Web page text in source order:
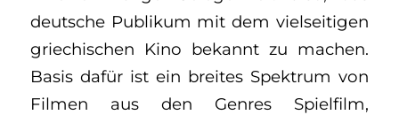
deutsche Publikum mit dem vielseitigen
griechischen Kino bekannt zu machen.
Basis dafür ist ein breites Spektrum von
Filmen aus den Genres Spielfilm,